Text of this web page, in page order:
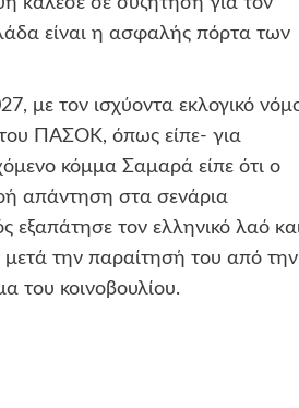
είναι η ασφαλής πόρτα των
με τον ισχύοντα εκλογικό
ΠΑΣΟΚ, όπως είπε- για
κόμμα Σαμαρά είπε ότι ο
απάντηση στα σενάρια
εξαπάτησε τον ελληνικό λαό
μετά την παραίτησή του από την
του κοινοβουλίου.